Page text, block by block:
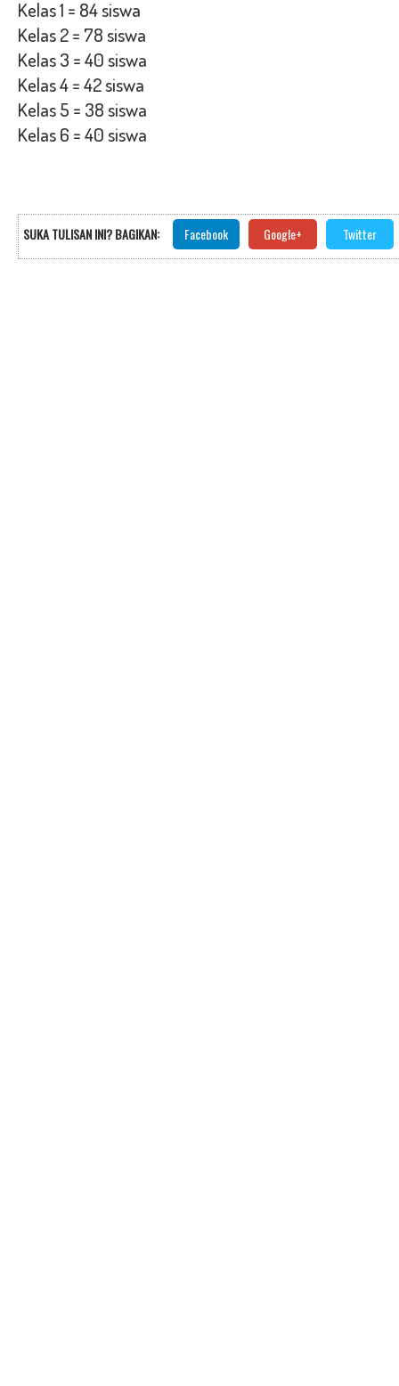
Kelas 1 = 84 siswa
Kelas 2 = 78 siswa
Kelas 3 = 40 siswa
Kelas 4 = 42 siswa
Kelas 5 = 38 siswa
Kelas 6 = 40 siswa
SUKA TULISAN INI? BAGIKAN: Facebook Google+ Twitter